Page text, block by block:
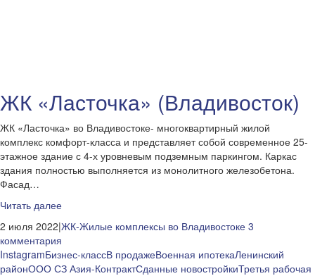
ЖК «Ласточка» (Владивосток)
ЖК «Ласточка» во Владивостоке- многоквартирный жилой
комплекс комфорт-класса и представляет собой современное 25-
этажное здание с 4-х уровневым подземным паркингом. Каркас
здания полностью выполняется из монолитного железобетона.
Фасад…
Читать далее
2 июля 2022|ЖК-Жилые комплексы во Владивостоке 3
комментария
InstagramБизнес-классВ продажеВоенная ипотекаЛенинский
районООО СЗ Азия-КонтрактСданные новостройкиТретья рабочая